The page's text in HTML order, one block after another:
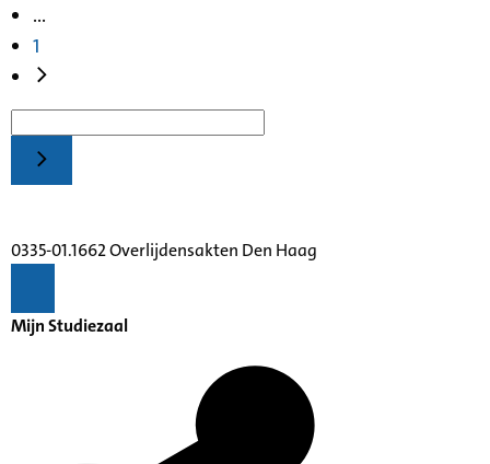
...
1
0335-01.1662 Overlijdensakten Den Haag
Mijn Studiezaal